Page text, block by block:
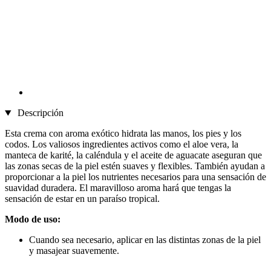
Descripción
Esta crema con aroma exótico hidrata las manos, los pies y los
codos. Los valiosos ingredientes activos como el aloe vera, la
manteca de karité, la caléndula y el aceite de aguacate aseguran que
las zonas secas de la piel estén suaves y flexibles. También ayudan a
proporcionar a la piel los nutrientes necesarios para una sensación de
suavidad duradera. El maravilloso aroma hará que tengas la
sensación de estar en un paraíso tropical.
Modo de uso:
Cuando sea necesario, aplicar en las distintas zonas de la piel
y masajear suavemente.